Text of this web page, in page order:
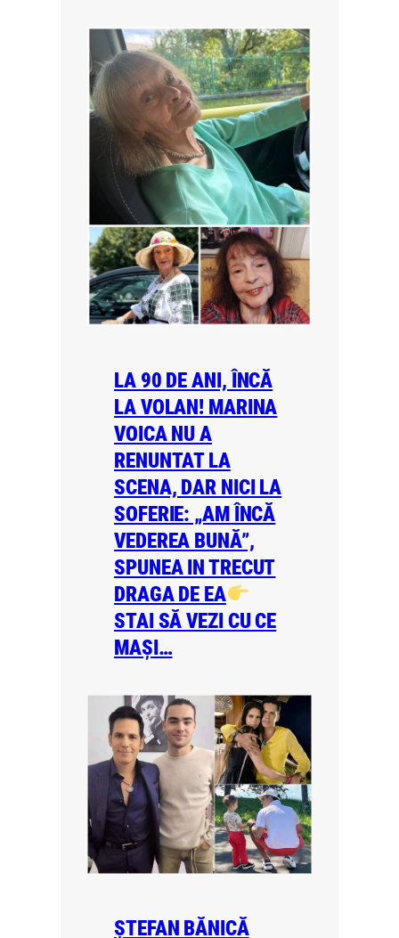
LA 90 DE ANI, ÎNCĂ
LA VOLAN! MARINA
VOICA NU A
RENUNTAT LA
SCENA, DAR NICI LA
SOFERIE: „AM ÎNCĂ
VEDEREA BUNĂ”,
SPUNEA IN TRECUT
DRAGA DE EA
STAI SĂ VEZI CU CE
MAȘI…
ȘTEFAN BĂNICĂ